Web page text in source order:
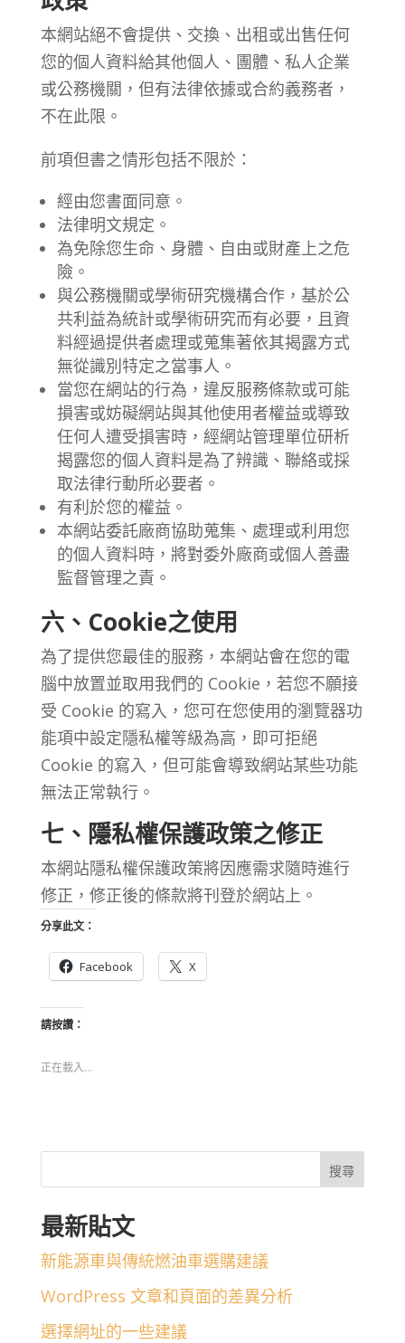
本網站絕不會提供、交換、出租或出售任何
您的個人資料給其他個人、團體、私人企業
或公務機關，但有法律依據或合約義務者，
不在此限。
前項但書之情形包括不限於：
經由您書面同意。
法律明文規定。
為免除您生命、身體、自由或財產上之危
險。
與公務機關或學術研究機構合作，基於公
共利益為統計或學術研究而有必要，且資
料經過提供者處理或蒐集著依其揭露方式
無從識別特定之當事人。
當您在網站的行為，違反服務條款或可能
損害或妨礙網站與其他使用者權益或導致
任何人遭受損害時，經網站管理單位研析
揭露您的個人資料是為了辨識、聯絡或採
取法律行動所必要者。
有利於您的權益。
本網站委託廠商協助蒐集、處理或利用您
的個人資料時，將對委外廠商或個人善盡
監督管理之責。
六、Cookie之使用
為了提供您最佳的服務，本網站會在您的電
腦中放置並取用我們的 Cookie，若您不願接
受 Cookie 的寫入，您可在您使用的瀏覽器功
能項中設定隱私權等級為高，即可拒絕
Cookie 的寫入，但可能會導致網站某些功能
無法正常執行。
七、隱私權保護政策之修正
本網站隱私權保護政策將因應需求隨時進行
修正，修正後的條款將刊登於網站上。
分享此文：
Facebook X
請按讚：
正在載入...
搜尋
最新貼文
新能源車與傳統燃油車選購建議
WordPress 文章和頁面的差異分析
選擇網址的一些建議